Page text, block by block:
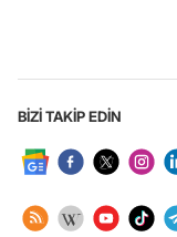
BİZİ TAKİP EDİN